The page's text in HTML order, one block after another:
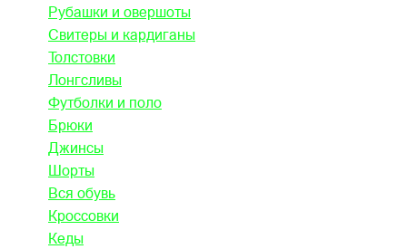
Рубашки и овершоты
Свитеры и кардиганы
Толстовки
Лонгсливы
Футболки и поло
Брюки
Джинсы
Шорты
Вся обувь
Кроссовки
Кеды